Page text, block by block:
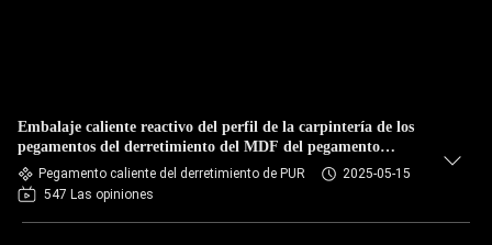
Embalaje caliente reactivo del perfil de la carpintería de los
pegamentos del derretimiento del MDF del pegamento
caliente del derretimiento del poliuretano PUR
Pegamento caliente del derretimiento de PUR
2025-05-15
547 Las opiniones